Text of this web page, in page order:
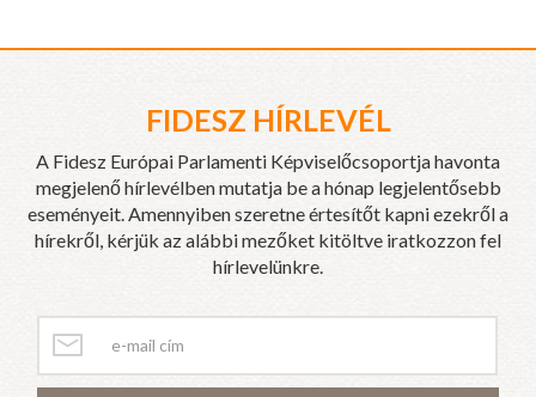
FIDESZ HÍRLEVÉL
A Fidesz Európai Parlamenti Képviselőcsoportja havonta
megjelenő hírlevélben mutatja be a hónap legjelentősebb
eseményeit. Amennyiben szeretne értesítőt kapni ezekről a
hírekről, kérjük az alábbi mezőket kitöltve iratkozzon fel
hírlevelünkre.